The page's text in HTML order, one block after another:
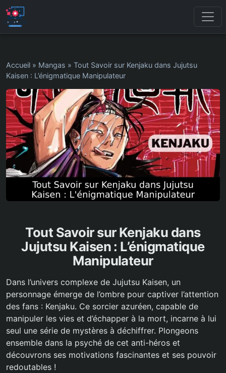
Accueil » Mangas » Tout Savoir sur Kenjaku dans Jujutsu
Kaisen : L’énigmatique Manipulateur
Tout Savoir sur Kenjaku dans
Jujutsu Kaisen : L’énigmatique
Manipulateur
Dans l’univers complexe de Jujutsu Kaisen, un
personnage émerge de l’ombre pour captiver l’attention
des fans : Kenjaku. Ce sorcier azuréen, capable de
manipuler les vies et d’échapper à la mort, incarne à lui
seul une série de mystères à déchiffrer. Plongeons
ensemble dans la psyché de cet anti-héros et
découvrons ses motivations fascinantes et ses pouvoir
redoutables !